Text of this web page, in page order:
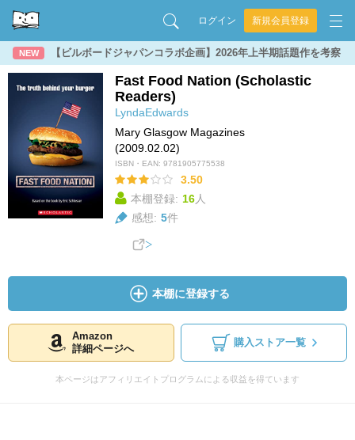
ログイン 新規会員登録
NEW 【ビルボードジャパンコラボ企画】2026年上半期話題作を考察
Fast Food Nation (Scholastic
Readers)
LyndaEdwards
Mary Glasgow Magazines
(2009.02.02)
ISBN・EAN: 9781905775538
3.50
本棚登録: 16人
感想: 5件
本棚に登録する
Amazon
詳細ページへ
購入ストア一覧
本ページはアフィリエイトプログラムによる収益を得ています